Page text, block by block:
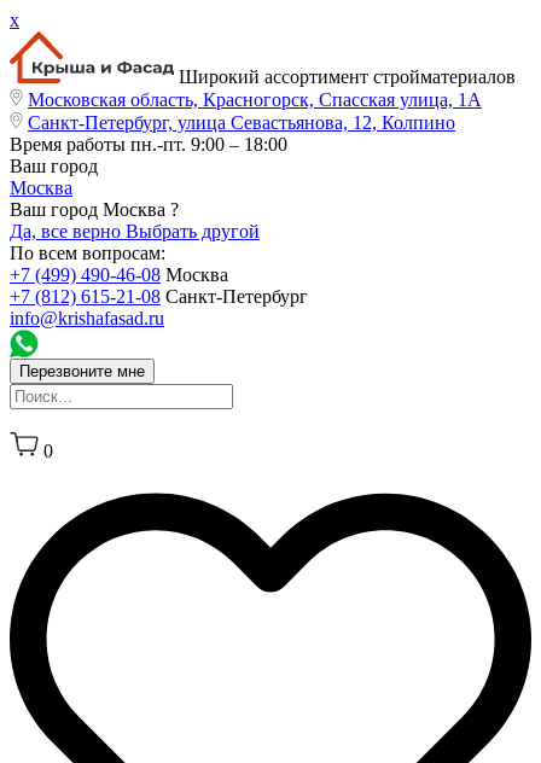
x
Широкий ассортимент стройматериалов
Московская область, Красногорск, Спасская улица, 1А
Санкт-Петербург, улица Севастьянова, 12, Колпино
Время работы пн.-пт. 9:00 – 18:00
Ваш город
Москва
Ваш город Москва ?
Да, все верно Выбрать другой
По всем вопросам:
+7 (499) 490-46-08 Москва
+7 (812) 615-21-08 Санкт-Петербург
info@krishafasad.ru
Перезвоните мне
0